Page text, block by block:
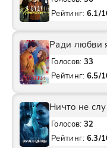
Рейтинг: 6.1/
Ради любви
Голосов: 33
Рейтинг: 6.5/
Ничто не
Голосов: 32
Рейтинг: 6.3/